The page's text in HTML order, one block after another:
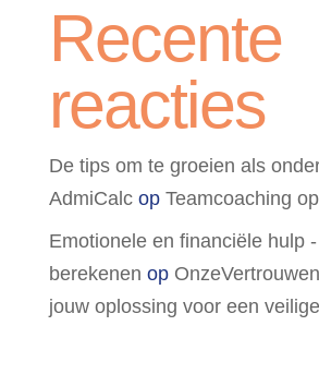
Recente
reacties
De tips om te groeien als
AdmiCalcop Teamcoaching
Emotionele en financiële hulp
berekenen op
jouw oplossing voor een